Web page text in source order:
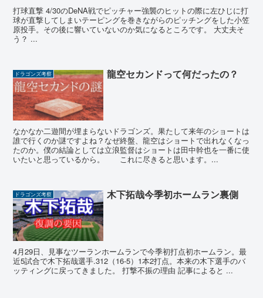
打球直撃 4/30のDeNA戦でピッチャー強襲のヒットの際に左ひじに打
球が直撃してしまいテーピングを巻きながらのピッチングをした小笠
原投手。その後に響いていないのか気になるところです。 大丈夫そ
う？ ...
ドラゴンズ考察 龍空セカンドって何だったの？
なかなか二遊間が埋まらないドラゴンズ。果たして来年のショートは
誰で行くのか謎ですよね？なぜ終盤、龍空はショートで出れなくなっ
たのか。僕の結論としては立浪監督はショートは田中幹也を一番に使
いたいと思っているから。 これに尽きると思います。...
ドラゴンズ考察 木下拓哉今季初ホームラン裏側
4月29日、見事なツーランホームランで今季初打点初ホームラン。最
近5試合で木下拓哉選手.312（16‐5）1本2打点。本来の木下選手のバ
ッティングに戻ってきました。 打撃不振の理由 記事によると ...